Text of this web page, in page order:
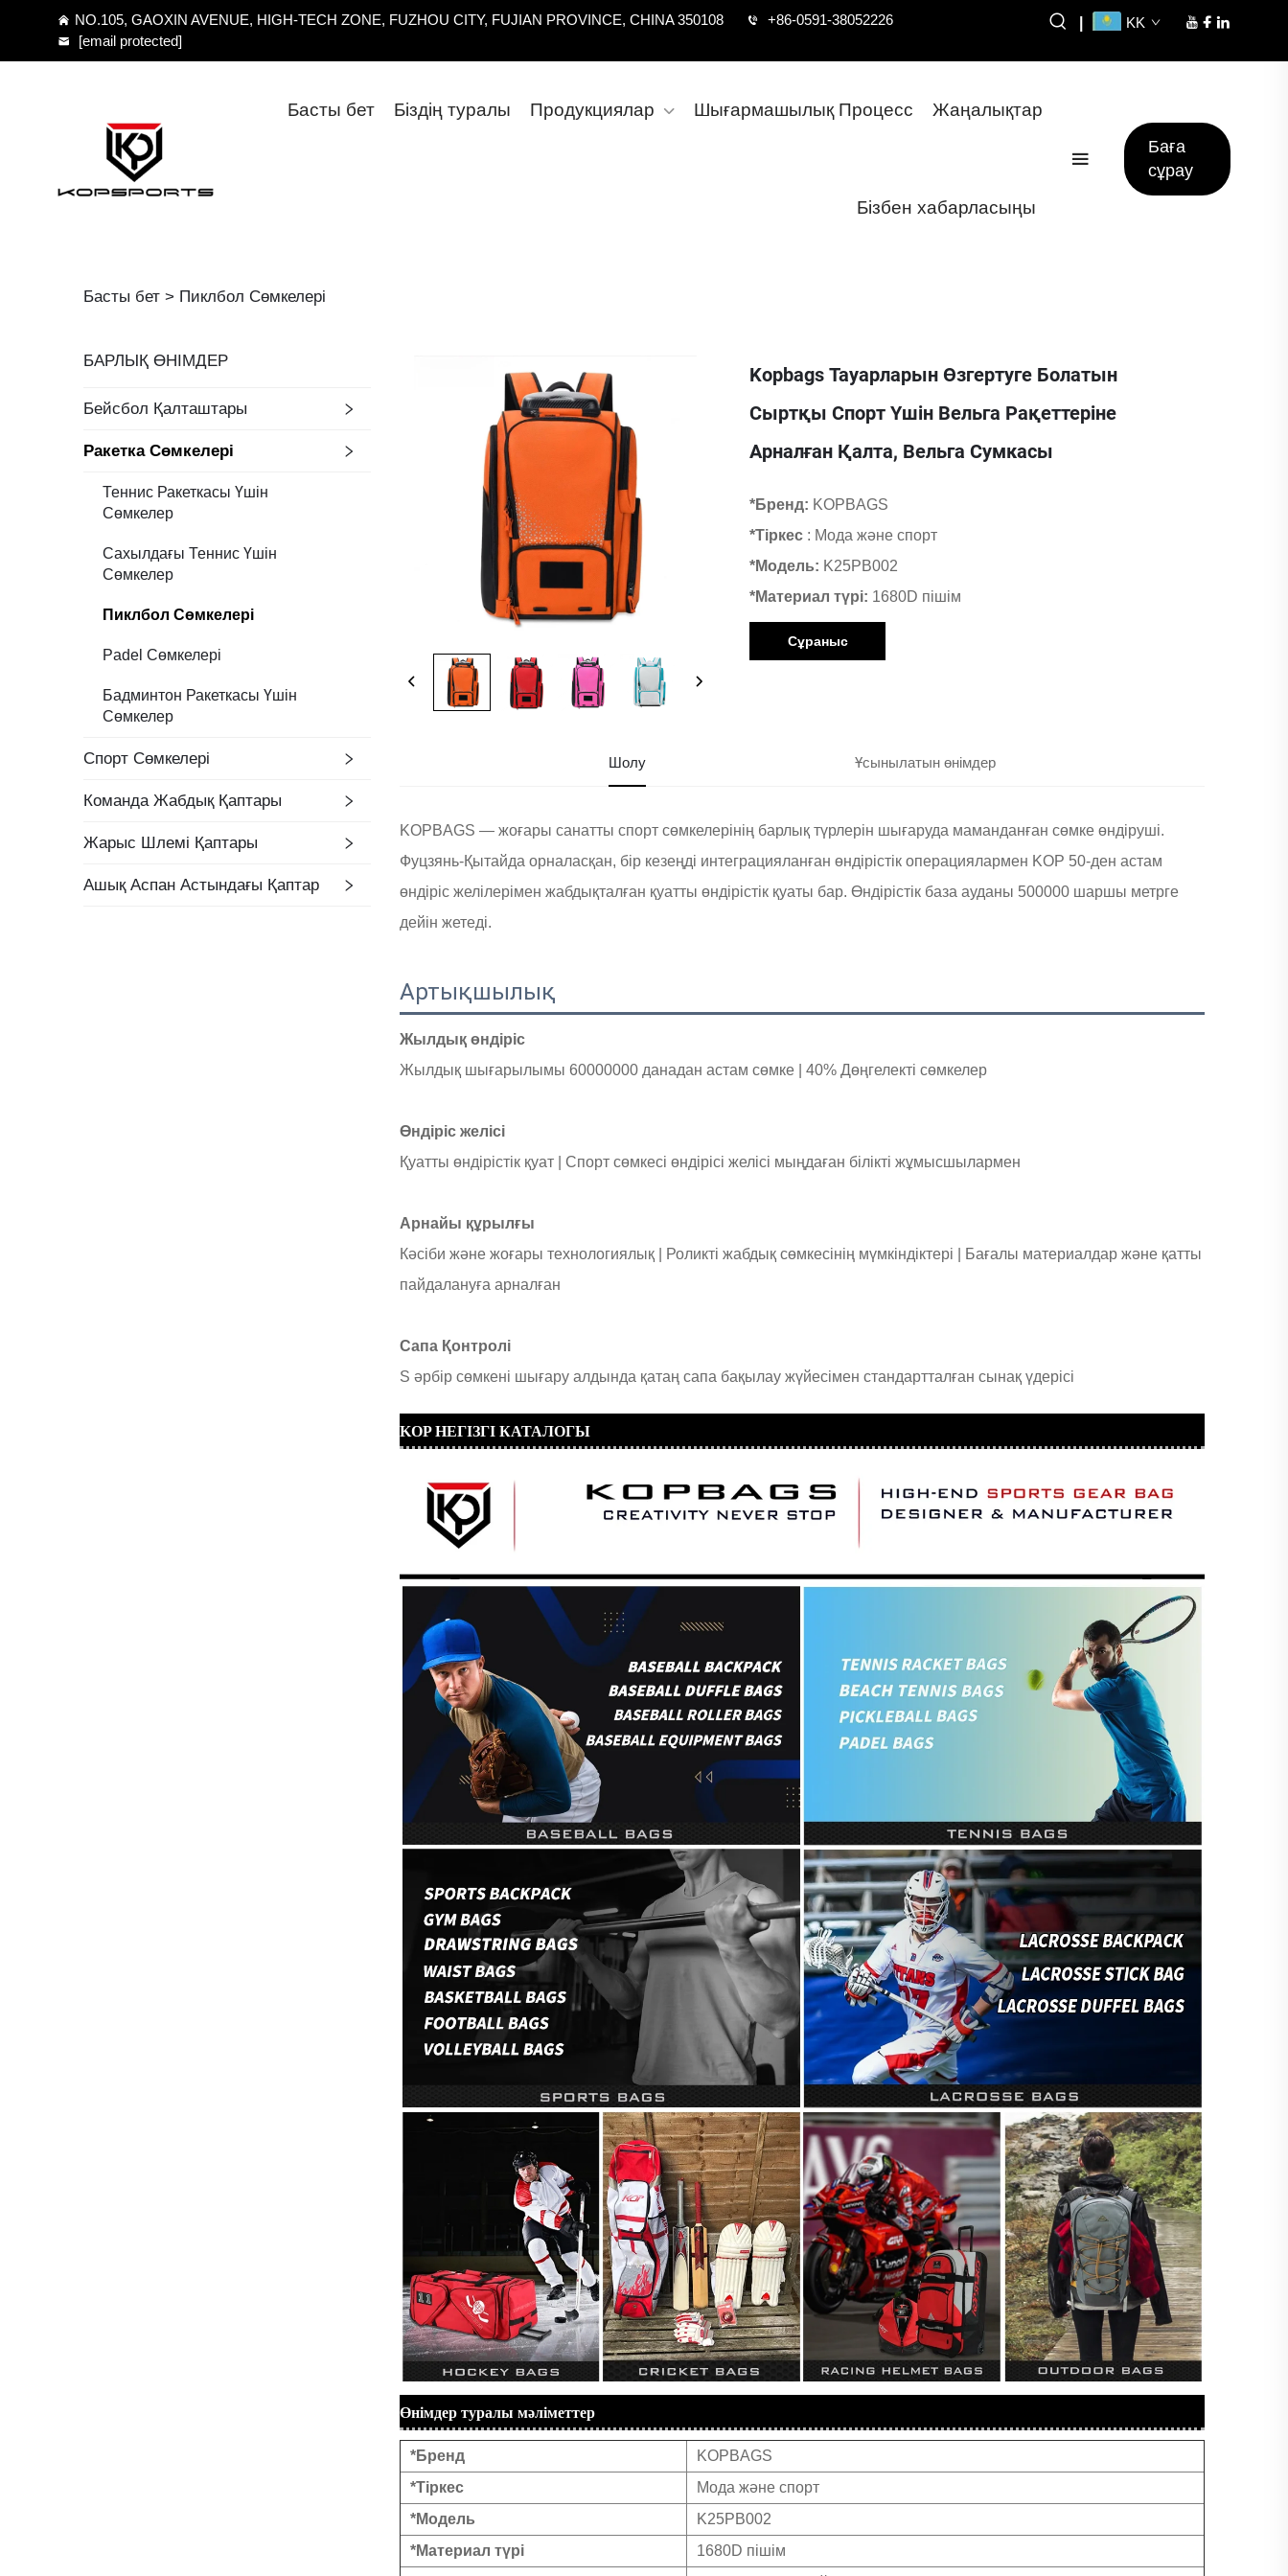
NO.105, GAOXIN AVENUE, HIGH-TECH ZONE, FUZHOU CITY, FUJIAN PROVINCE, CHINA 350108
+86-0591-38052226
[email protected]
KK
Басты бет Біздің туралы Продукциялар Шығармашылық Процесс Жаңалықтар
Бізбен хабарласыңы
Баға
сұрау
Басты бет > Пиклбол Сөмкелері
БАРЛЫҚ ӨНІМДЕР
Бейсбол Қалташтары
Ракетка Сөмкелері
Теннис Ракеткасы Үшін
Сөмкелер
Сахылдағы Теннис Үшін
Сөмкелер
Пиклбол Сөмкелері
Padel Сөмкелері
Бадминтон Ракеткасы Үшін
Сөмкелер
Спорт Сөмкелері
Команда Жабдық Қаптары
Жарыс Шлемі Қаптары
Ашық Аспан Астындағы Қаптар
Kopbags Тауарларын Өзгертуге Болатын
Сыртқы Спорт Үшін Вельга Рақеттеріне
Арналған Қалта, Вельга Сумкасы
*Бренд: KOPBAGS
*Тіркес : Мода және спорт
*Модель: K25PB002
*Материал түрі: 1680D пішім
Сұраныс
Шолу Ұсынылатын өнімдер
KOPBAGS — жоғары санатты спорт сөмкелерінің барлық түрлерін шығаруда маманданған сөмке өндіруші.
Фуцзянь-Қытайда орналасқан, бір кезеңді интеграцияланған өндірістік операциялармен KOP 50-ден астам
өндіріс желілерімен жабдықталған қуатты өндірістік қуаты бар. Өндірістік база ауданы 500000 шаршы метрге
дейін жетеді.
Артықшылық
Жылдық өндіріс
Жылдық шығарылымы 60000000 данадан астам сөмке | 40% Дөңгелекті сөмкелер
Өндіріс желісі
Қуатты өндірістік қуат | Спорт сөмкесі өндірісі желісі мыңдаған білікті жұмысшылармен
Арнайы құрылғы
Кәсіби және жоғары технологиялық |
Роликті жабдық сөмкесінің мүмкіндіктері |
Бағалы материалдар және қатты
пайдалануға арналған
Сапа Қонтролі
S әрбір сөмкені шығару алдында қатаң сапа бақылау жүйесімен стандартталған сынақ үдерісі
KOP НЕГІЗГІ КАТАЛОГЫ
Өнімдер туралы мәліметтер
*Бренд
KOPBAGS
*Тіркес
Мода және спорт
*Модель
K25PB002
*Материал түрі
1680D пішім